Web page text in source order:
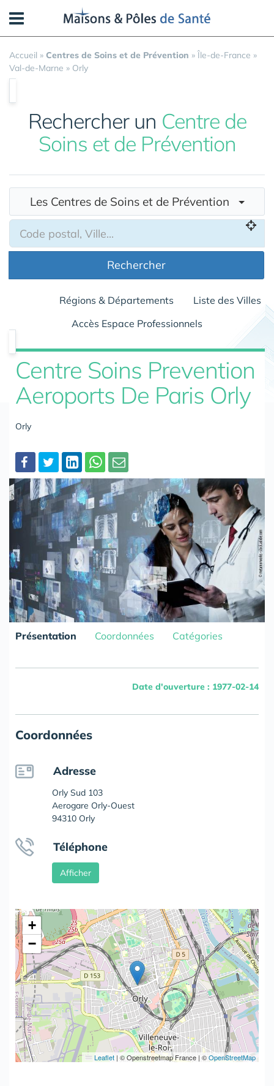
Accueil » Centres de Soins et de Prévention » Île-de-France »
Val-de-Marne » Orly
Rechercher un Centre de
Soins et de Prévention
Les Centres de Soins et de Prévention
Rechercher
Régions & Départements
Liste des Villes
Accès Espace Professionnels
Centre Soins Prevention
Aeroports De Paris Orly
Orly
Partager
Présentation Coordonnées Catégories
Date d'ouverture : 1977-02-14
Coordonnées
Adresse
Orly Sud 103
Aerogare Orly-Ouest
94310 Orly
Téléphone
Afficher
+
−
Leaflet | © Openstreetmap France | ©OpenStreetMap
Panneau de gestion des cookies